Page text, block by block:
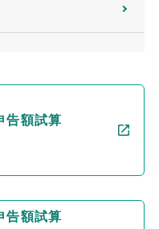
告額試算
告額試算